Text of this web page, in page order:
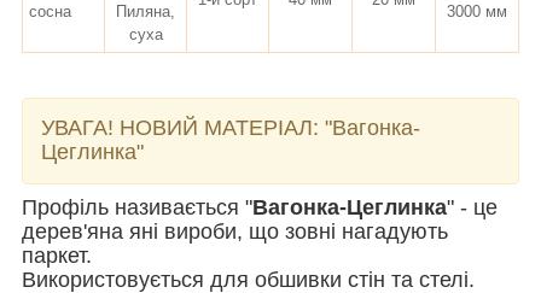
сосна
Пиляна,
суха
3000 мм
УВАГА! НОВИЙ МАТЕРІАЛ: "Вагонка-
Цеглинка"
Профіль називається "Вагонка-Цеглинка" - це
дерев'яна яні вироби, що зовні нагадують
паркет.
Використовується для обшивки стін та стелі.